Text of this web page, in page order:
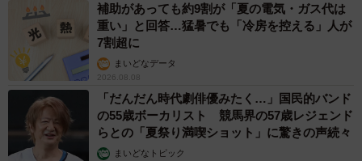
補助があっても約9割が「夏の電気・ガス代は
重い」と回答…猛暑でも「冷房を控える」人が
7割超に
まいどなデータ
2026.08.08
「だんだん時代劇俳優みたく…」国民的バンド
の55歳ボーカリスト 競馬界の57歳レジェンド
らとの「夏祭り満喫ショット」に驚きの声続々
まいどなトピック